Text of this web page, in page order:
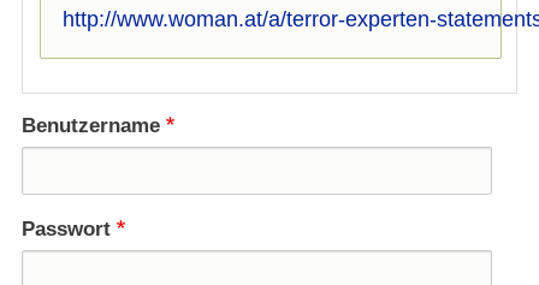
http://www.woman.at/a/terror-experten-
Benutzername
Passwort